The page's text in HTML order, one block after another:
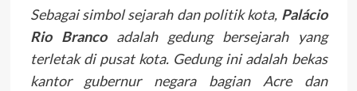
Sebagai simbol sejarah dan politik kota, Palácio
Rio Brancoadalah gedung bersejarah yang
terletak di pusat kota. Gedung ini adalah bekas
kantor gubernur negara bagian Acre dan